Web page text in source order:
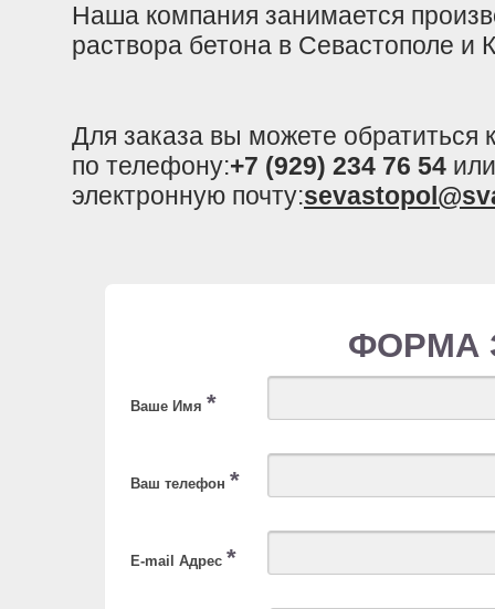
Наша компания занимается
раствора бетона в Севастополе
Для заказа вы можете
по телефону:+7 (929) 234 76 54
электронную почту:
ФОРМА
Ваше Имя *
Ваш телефон *
E-mail Адрес *